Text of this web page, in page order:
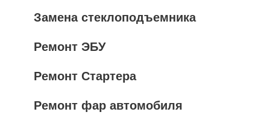
Замена стеклоподъемника
Ремонт ЭБУ
Ремонт Стартера
Ремонт фар автомобиля